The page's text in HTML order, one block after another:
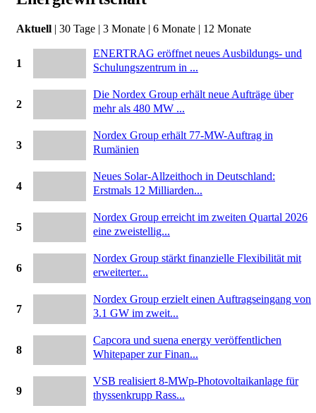
Aktuell | 30 Tage | 3 Monate | 6 Monate | 12 Monate
1
ENERTRAG eröffnet neues Ausbildungs- und
Schulungszentrum in ...
2
Die Nordex Group erhält neue Aufträge über
mehr als 480 MW ...
3
Nordex Group erhält 77-MW-Auftrag in
Rumänien
4
Neues Solar-Allzeithoch in Deutschland:
Erstmals 12 Milliarden...
5
Nordex Group erreicht im zweiten Quartal 2026
eine zweistellig...
6
Nordex Group stärkt finanzielle Flexibilität mit
erweiterter...
7
Nordex Group erzielt einen Auftragseingang von
3.1 GW im zweit...
8
Capcora und suena energy veröffentlichen
Whitepaper zur Finan...
9
VSB realisiert 8-MWp-Photovoltaikanlage für
thyssenkrupp Rass...